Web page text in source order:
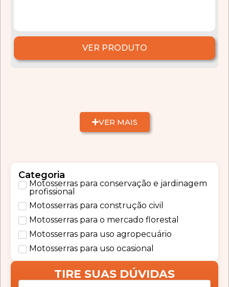
Categoria
Motosserras para conservação e jardinagem
profissional
Motosserras para construção civil
Motosserras para o mercado florestal
Motosserras para uso agropecuário
Motosserras para uso ocasional
TIRE SUAS DÚVIDAS
VER PRODUTO
VER MAIS